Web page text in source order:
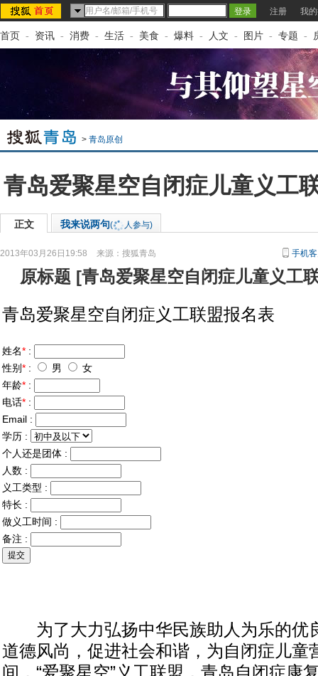
注册 我
首页 - 资讯 - 消费 - 生活 - 美食 - 爆料 - 人文 - 图片 - 专题 -
> 青岛原创
青岛爱聚星空自闭症儿童义工
正文 我来说两句( 人参与)
2013年03月26日19:58 来源： 搜狐青岛 手机
原标题 [青岛爱聚星空自闭症儿童义工
青岛爱聚星空自闭症义工联盟报名表
姓名* :
性别* : 男
女
年龄* :
电话* :
Email :
学历 :
个人还是团体 :
人数 :
义工类型 :
特长 :
做义工时间 :
备注 :
为了大力弘扬中华民族助人为乐的优
道德风尚，促进社会和谐，为自闭症儿童